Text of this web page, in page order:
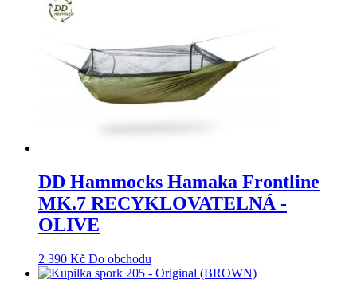
DD Hammocks Hamaka Frontline
MK.7 RECYKLOVATELNÁ -
OLIVE
2 390 Kč Do obchodu